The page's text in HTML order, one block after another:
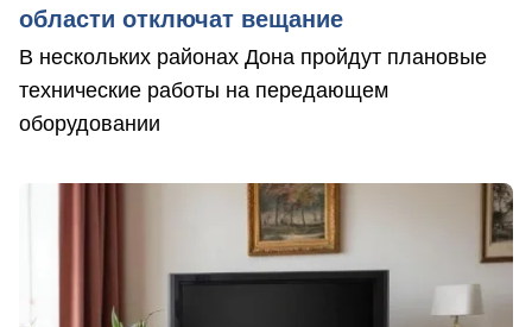
области отключат вещание
В нескольких районах Дона пройдут плановые
технические работы на передающем
оборудовании